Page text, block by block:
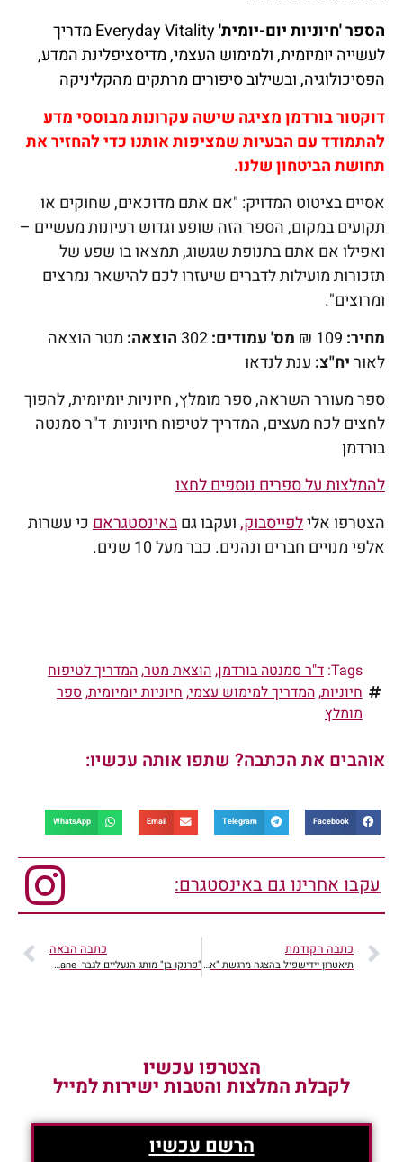
הספר 'חיוניות יום-יומית'
Everyday Vitality מדריך
לעשייה יומיומית, ולמימוש העצמי, מדיסציפלינת המדע,
הפסיכולוגיה, ובשילוב סיפורים מרתקים מהקליניקה
דוקטור בורדמן מציגה שישה עקרונות מבוססי מדע
להתמודד עם הבעיות שמציפות אותנו כדי להחזיר את
תחושת הביטחון שלנו.
אסיים בציטוט המדויק: "אם אתם מדוכאים, שחוקים או
תקועים במקום, הספר הזה שופע וגדוש רעיונות מעשיים –
ואפילו אם אתם בתנופת שגשוג, תמצאו בו שפע של
תזכורות מועילות לדברים שיעזרו לכם להישאר נמרצים
ומרוצים".
מחיר: 109 ₪ מס' עמודים:302 הוצאה: מטר הוצאה
לאוריח"צ: ענת לנדאו
ספר מעורר השראה, ספר מומלץ, חיוניות יומיומית, להפוך
לחצים לכח מעצים, המדריך לטיפוח חיוניות ד"ר סמנטה
בורדמן
להמלצות על ספרים נוספים לחצו
הצטרפו אלילפייסבוק,ועקבו גםבאינסטגראם כי עשרות
אלפי מנויים חברים ונהנים. כבר מעל 10 שנים.
Tags: ד"ר סמנטה בורדמן,הוצאת מטר,המדריך לטיפוח
חיוניות,המדריך למימוש עצמי, חיוניות יומיומית,ספר
מומלץ
אוהבים את הכתבה? שתפו אותה עכשיו:
Facebook
Telegram
Email
WhatsApp
עקבו אחרינו גם באינסטגרם:
כתבה הקודמת
תיאטרון יידישפיל בהצגה מרגשת "א-וייץ מיט א-שפיץ"
כתבה הבאה
"פרנקו בן" מותג הנעליים לגבר- Franco Bane
הצטרפו עכשיו
לקבלת המלצות והטבות ישירות למייל
הרשם עכשיו